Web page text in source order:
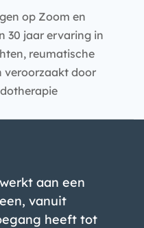
op Zoom en
30 jaar ervaring in
reumatische
veroorzaakt door
aan een
vanuit
heeft tot